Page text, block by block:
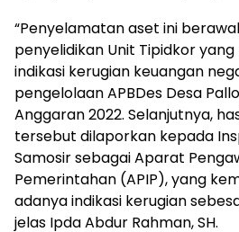
“Penyelamatan aset ini
penyelidikan Unit Tipidkor
indikasi kerugian keuangan
pengelolaan APBDes Desa
Anggaran 2022. Selanjutnya,
tersebut dilaporkan kepada
Samosir sebagai Aparat
Pemerintahan (APIP), yang
adanya indikasi kerugian
jelas Ipda Abdur Rahman, SH.